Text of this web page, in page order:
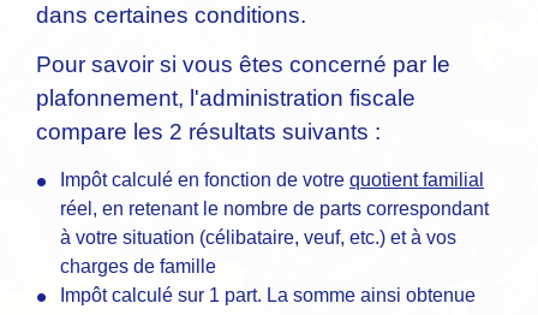
dans certaines conditions.
Pour savoir si vous êtes concerné par le
plafonnement, l'administration fiscale
compare les 2 résultats suivants :
Impôt calculé en fonction de votre quotient familial
réel, en retenant le nombre de parts correspondant
à votre situation (célibataire, veuf, etc.) et à vos
charges de famille
Impôt calculé sur 1 part. La somme ainsi obtenue